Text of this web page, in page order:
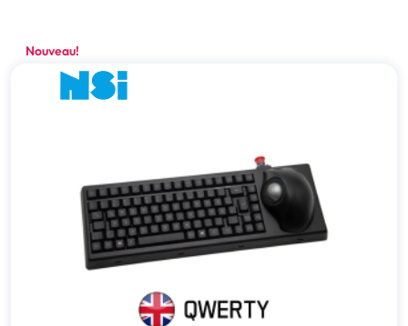
Nouveau!